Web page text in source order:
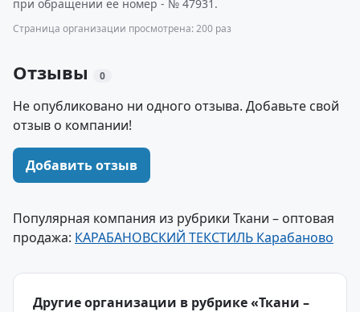
при обращении ее номер - № 47931.
Страница организации просмотрена: 200 раз
Отзывы 0
Не опубликовано ни одного отзыва. Добавьте свой
отзыв о компании!
Добавить отзыв
Популярная компания из рубрики Ткани – оптовая
продажа: КАРАБАНОВСКИЙ ТЕКСТИЛЬ Карабаново
Другие организации в рубрике «Ткани –